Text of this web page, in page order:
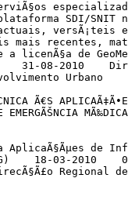
SDI/SNIT
mais recentes,
licenÃ§a de
31-08-2010
Urbano
Ã€S
EMERGÃŠNCIA
AplicaÃ§Ãµes de
18-03-2010